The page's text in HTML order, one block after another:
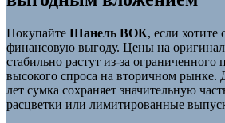
Покупайте Шанель ВОК, если хотите
финансовую выгоду. Цены на
стабильно растут из-за ограниченного
высокого спроса на вторичном рынке.
лет сумка сохраняет значительную
расцветки или лимитированные